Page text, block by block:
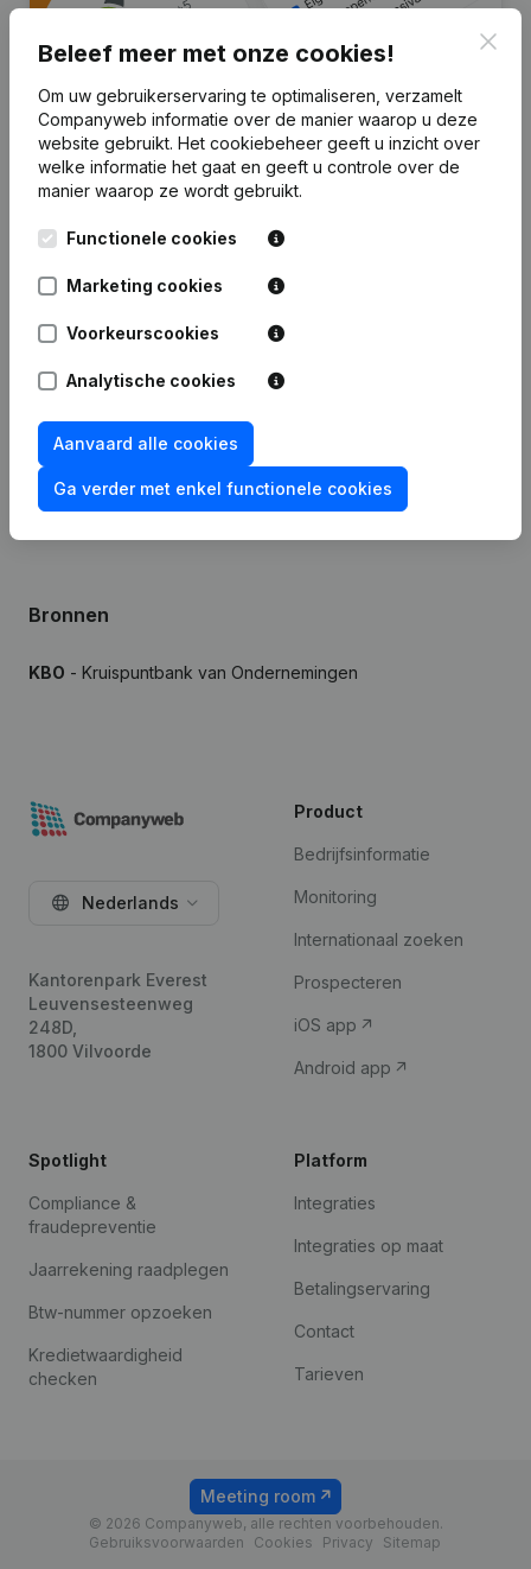
Zoek je meer informatie over dit
bedrijf?
Raadpleeg de gezondheid in een oogopslag
Kies voor snelle inzichten of granulaire details
Probeer gratis Meer ontdekken
7 dagen gratis proefperiode, geen kredietkaart vereist.
Bronnen
KBO - Kruispuntbank van Ondernemingen
Beleef meer met onze cookies!
Om uw gebruikerservaring te optimaliseren, verzamelt
Companyweb informatie over de manier waarop u deze
website gebruikt. Het cookiebeheer geeft u inzicht over
welke informatie het gaat en geeft u controle over de
manier waarop ze wordt gebruikt.
Functionele cookies
Marketing cookies
Voorkeurscookies
Analytische cookies
Aanvaard alle cookies
Ga verder met enkel functionele cookies
Nederlands
Kantorenpark Everest
Leuvensesteenweg
248D,
1800 Vilvoorde
Product
Bedrijfsinformatie
Monitoring
Internationaal zoeken
Prospecteren
iOS app
Android app
Spotlight
Compliance &
fraudepreventie
Jaarrekening raadplegen
Btw-nummer opzoeken
Kredietwaardigheid
checken
Platform
Integraties
Integraties op maat
Betalingservaring
Contact
Tarieven
© 2026 Companyweb, alle rechten voorbehouden.
Gebruiksvoorwaarden
Cookies Privacy Sitemap
Meeting room